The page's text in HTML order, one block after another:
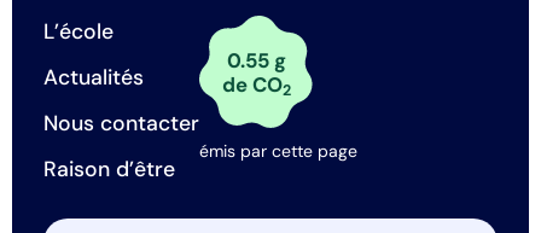
L’école
Actualités
Nous contacter
Raison d’être
0.55 g
de CO2
émis par cette page